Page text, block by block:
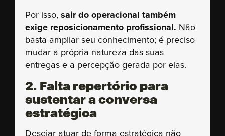
Por isso, sair do operacional também
exige reposicionamento profissional. Não
basta ampliar seu conhecimento; é preciso
mudar a própria natureza das suas
entregas e a percepção gerada por elas.
2. Falta repertório para
sustentar a conversa
estratégica
Desejar atuar de forma estratégica não